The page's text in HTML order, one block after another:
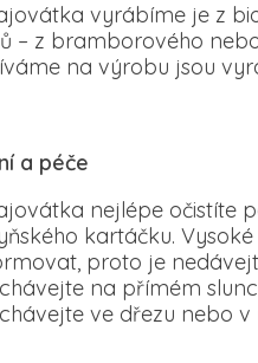
vyrábíme je z
– z bramborového
na výrobu jsou
a péče
nejlépe očistíte
kartáčku.
proto je
na přímém
ve dřezu nebo v